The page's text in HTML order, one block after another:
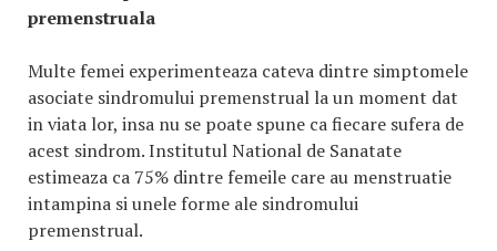
premenstruala
Multe femei experimenteaza cateva dintre simptomele
asociate sindromului premenstrual la un moment dat
in viata lor, insa nu se poate spune ca fiecare sufera de
acest sindrom. Institutul National de Sanatate
estimeaza ca 75% dintre femeile care au menstruatie
intampina si unele forme ale sindromului
premenstrual.